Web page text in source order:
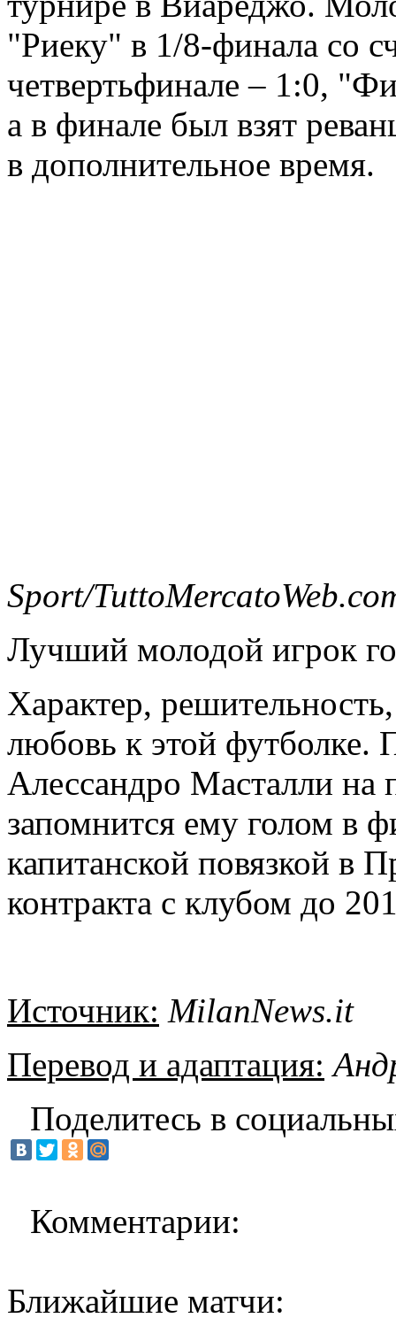
"Риеку" в 1/8-финала со
четвертьфинале – 1:0,
а в финале был взят
в дополнительное время.
Sport/
Лучший молодой игрок
Характер,
любовь к этой
Алессандро Масталли на
запомнится ему голом в
капитанской повязкой в
контракта с клубом до
Источник: MilanNews.it
Перевод и адаптация:
Поделитесь в
Комментарии:
Ближайшие матчи: